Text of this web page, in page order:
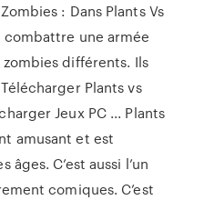
: Dans Plants Vs
une armée
différents. Ils
Plants vs
Jeux PC ... Plants
amusant et est
C’est aussi l’un
comiques. C’est